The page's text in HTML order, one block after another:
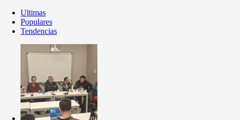
Ultimas
Populares
Tendencias